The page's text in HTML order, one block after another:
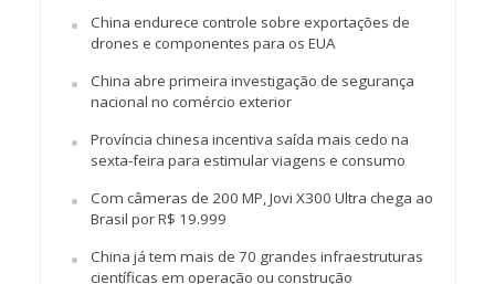
China endurece controle sobre exportações de
drones e componentes para os EUA
China abre primeira investigação de segurança
nacional no comércio exterior
Província chinesa incentiva saída mais cedo na
sexta-feira para estimular viagens e consumo
Com câmeras de 200 MP, Jovi X300 Ultra chega ao
Brasil por R$ 19.999
China já tem mais de 70 grandes infraestruturas
científicas em operação ou construção